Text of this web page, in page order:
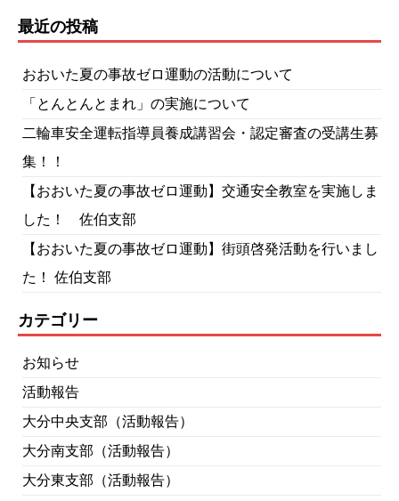
最近の投稿
おおいた夏の事故ゼロ運動の活動について
「とんとんとまれ」の実施について
二輪車安全運転指導員養成講習会・認定審査の受講生募
集！！
【おおいた夏の事故ゼロ運動】交通安全教室を実施しま
した！ 佐伯支部
【おおいた夏の事故ゼロ運動】街頭啓発活動を行いまし
た！ 佐伯支部
カテゴリー
お知らせ
活動報告
大分中央支部（活動報告）
大分南支部（活動報告）
大分東支部（活動報告）